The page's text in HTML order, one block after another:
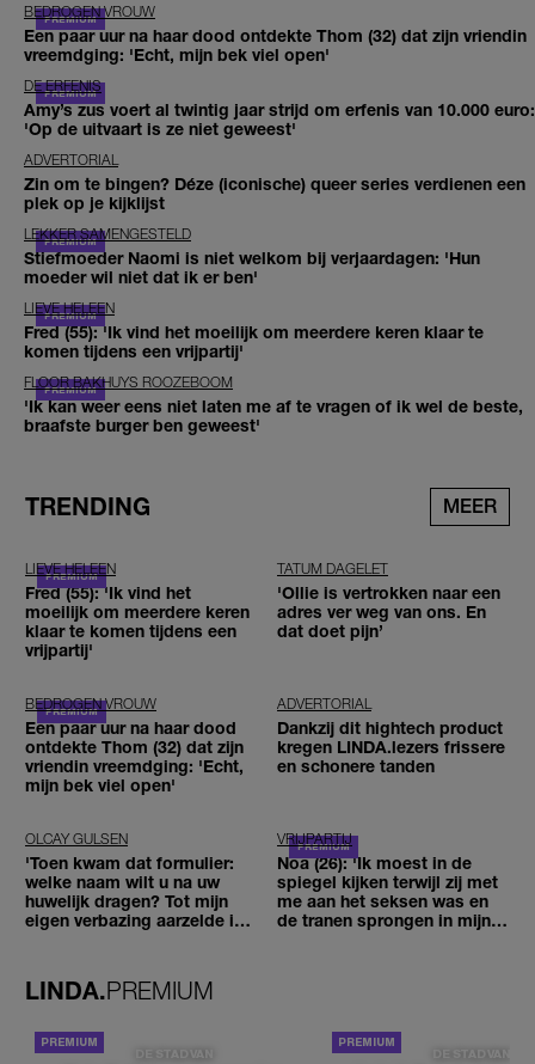
BEDROGEN VROUW
Een paar uur na haar dood ontdekte Thom (32) dat zijn vriendin
vreemdging: 'Echt, mijn bek viel open'
DE ERFENIS
Amy’s zus voert al twintig jaar strijd om erfenis van 10.000 euro:
'Op de uitvaart is ze niet geweest'
ADVERTORIAL
Zin om te bingen? Déze (iconische) queer series verdienen een
plek op je kijklijst
LEKKER SAMENGESTELD
Stiefmoeder Naomi is niet welkom bij verjaardagen: 'Hun
moeder wil niet dat ik er ben'
LIEVE HELEEN
Fred (55): 'Ik vind het moeilijk om meerdere keren klaar te
komen tijdens een vrijpartij'
FLOOR BAKHUYS ROOZEBOOM
'Ik kan weer eens niet laten me af te vragen of ik wel de beste,
braafste burger ben geweest'
TRENDING MEER
LIEVE HELEEN
Fred (55): 'Ik vind het
moeilijk om meerdere keren
klaar te komen tijdens een
vrijpartij'
TATUM DAGELET
'Ollie is vertrokken naar een
adres ver weg van ons. En
dat doet pijn’
BEDROGEN VROUW
Een paar uur na haar dood
ontdekte Thom (32) dat zijn
vriendin vreemdging: 'Echt,
mijn bek viel open'
ADVERTORIAL
Dankzij dit hightech product
kregen LINDA.lezers frissere
en schonere tanden
OLCAY GULSEN
'Toen kwam dat formulier:
welke naam wilt u na uw
huwelijk dragen? Tot mijn
eigen verbazing aarzelde ik
VRIJPARTIJ
Noa (26): 'Ik moest in de
spiegel kijken terwijl zij met
me aan het seksen was en
de tranen sprongen in mijn
LINDA.PREMIUM
DE STAD VAN DE STAD VAN